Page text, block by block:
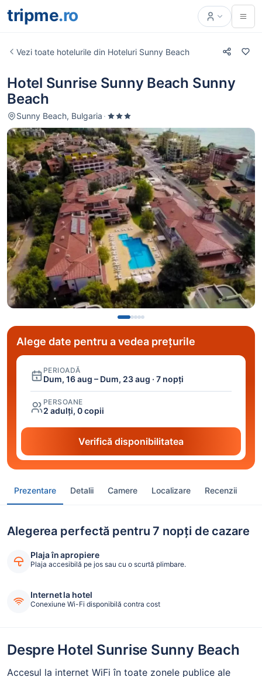
tripme.ro
Alege date pentru a vedea prețurile
PERIOADĂ
Dum, 16 aug – Dum, 23 aug · 7 nopți
PERSOANE
2 adulți, 0 copii
Verifică disponibilitatea
Vezi toate hotelurile din Hoteluri Sunny Beach
Prezentare Detalii Camere Localizare Recenzii
Hotel Sunrise Sunny Beach Sunny
Beach
Sunny Beach, Bulgaria ·
Alegerea perfectă pentru 7 nopți de cazare
Plaja în apropiere
Plaja accesibilă pe jos sau cu o scurtă plimbare.
Internet la hotel
Conexiune Wi-Fi disponibilă contra cost
Despre Hotel Sunrise Sunny Beach
Accesul la internet WiFi în toate zonele publice ale